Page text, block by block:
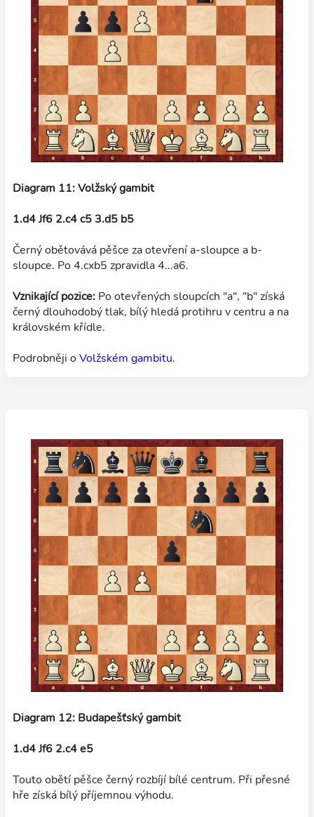
Diagram 11: Volžský gambit
1.d4 Jf6 2.c4 c5 3.d5 b5
Černý obětovává pěšce za otevření a-sloupce a b-
sloupce. Po 4.cxb5 zpravidla 4...a6.
Vznikající pozice: Po otevřených sloupcích "a", "b" získá
černý dlouhodobý tlak, bílý hledá protihru v centru a na
královském křídle.
Podrobněji oVolžském gambitu.
Diagram 12: Budapešťský gambit
1.d4 Jf6 2.c4 e5
Touto obětí pěšce černý rozbíjí bílé centrum. Při přesné
hře získá bílý příjemnou výhodu.